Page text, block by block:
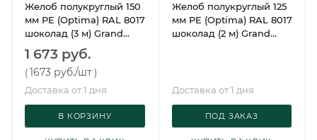
Желоб полукруглый 150
мм PE (Optima) RAL 8017
шоколад (3 м) Grand
1 673 руб.
(1673 руб./шт)
Доставка от 1 дня
В КОРЗИНУ
Желоб полукруглый 125
мм PE (Optima) RAL 8017
шоколад (2 м) Grand
Доставка от 1 дня
ПОД ЗАКАЗ